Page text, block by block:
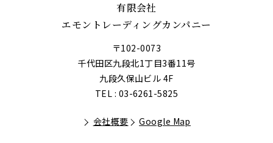
有限会社
エモントレーディングカンパニー
〒102-0073
千代田区九段北1丁目3番11号
九段久保山ビル 4F
TEL : 03-6261-5825
会社概要 Google Map